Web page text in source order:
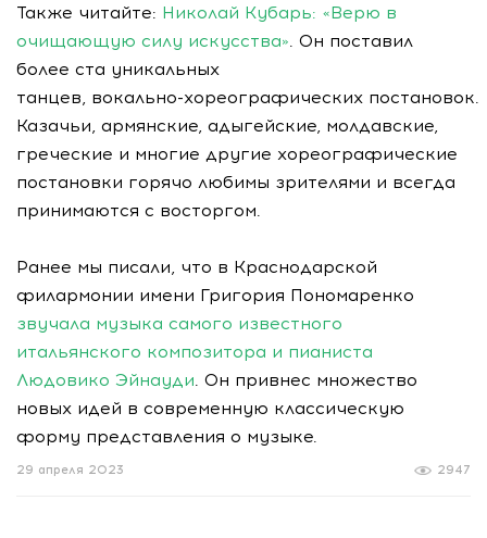
Также читайте: Николай Кубарь: «Верю в
очищающую силу искусства». Он поставил
более ста уникальных
танцев, вокально-хореографических постановок.
Казачьи, армянские, адыгейские, молдавские,
греческие и многие другие хореографические
постановки горячо любимы зрителями и всегда
принимаются с восторгом.
Ранее мы писали, что в Краснодарской
филармонии имени Григория Пономаренко
звучала музыка самого известного
итальянского композитора и пианиста
Людовико Эйнауди. Он привнес множество
новых идей в современную классическую
форму представления о музыке.
2947
29 апреля 2023